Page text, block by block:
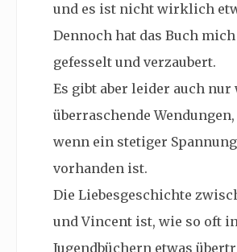
und es ist nicht wirklich
Dennoch hat das Buch
gefesselt und verzaubert.
Es gibt aber leider auch nur
überraschende
wenn ein stetiger
vorhanden ist.
Die Liebesgeschichte
und Vincent ist, wie so oft
Jugendbüchern etwas